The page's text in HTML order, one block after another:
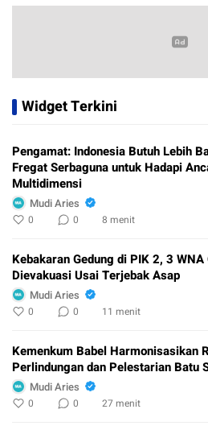
Widget Terkini
Pengamat: Indonesia Butuh Lebih
Fregat Serbaguna untuk Hadapi
Multidimensi
Mudi Aries
0 0 8 menit
Kebakaran Gedung di PIK 2, 3 WNA
Dievakuasi Usai Terjebak Asap
Mudi Aries
0 0 11 menit
Kemenkum Babel Harmonisasikan
Perlindungan dan Pelestarian Batu
Mudi Aries
0 0 27 menit